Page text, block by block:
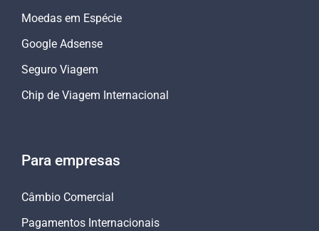
Moedas em Espécie
Google Adsense
Seguro Viagem
Chip de Viagem Internacional
Para empresas
Câmbio Comercial
Pagamentos Internacionais